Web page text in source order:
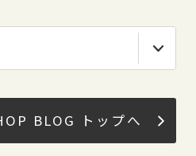
BLOG トップへ